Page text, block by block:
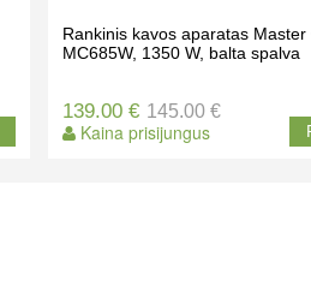
Rankinis kavos aparatas Master
MC685W, 1350 W, balta spalva
139.00 €
Kaina prisijungus
145.00 €